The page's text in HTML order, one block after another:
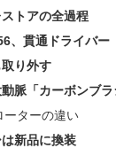
トアの全過程
、貫通ドライバー
り外す
脈「カーボンブラ
ーターの違い
新品に換装